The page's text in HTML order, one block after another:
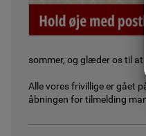
sommer, og glæder os til at
Alle vores frivillige er gået
åbningen for tilmelding